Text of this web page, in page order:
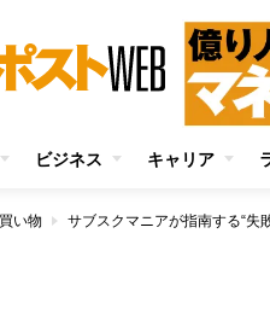
ビジネス キャリア
買い物